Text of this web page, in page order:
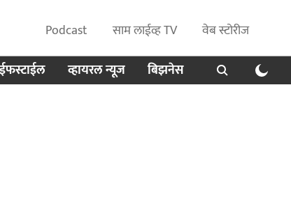
Podcast साम लाईव्ह TV
वेब स्टोरीज
व्हायरल न्यूज बिझनेस